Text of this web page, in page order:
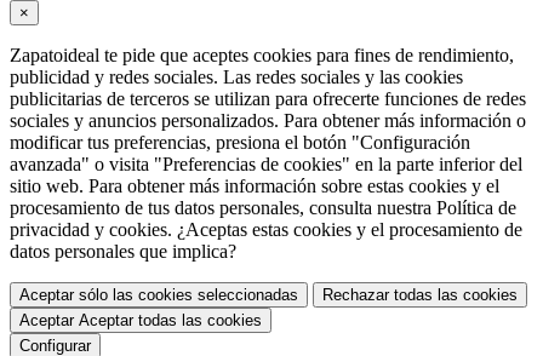
×
Zapatoideal te pide que aceptes cookies para fines de rendimiento,
publicidad y redes sociales. Las redes sociales y las cookies
publicitarias de terceros se utilizan para ofrecerte funciones de redes
sociales y anuncios personalizados. Para obtener más información o
modificar tus preferencias, presiona el botón "Configuración
avanzada" o visita "Preferencias de cookies" en la parte inferior del
sitio web. Para obtener más información sobre estas cookies y el
procesamiento de tus datos personales, consulta nuestra Política de
privacidad y cookies. ¿Aceptas estas cookies y el procesamiento de
datos personales que implica?
Aceptar sólo las cookies seleccionadas
Rechazar todas las cookies
Aceptar Aceptar todas las cookies
Configurar